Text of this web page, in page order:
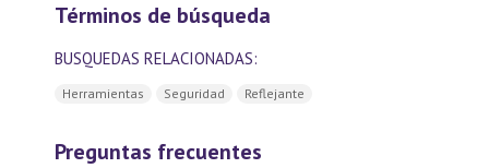
Términos de búsqueda
BUSQUEDAS RELACIONADAS:
Herramientas Seguridad Reflejante
Preguntas frecuentes